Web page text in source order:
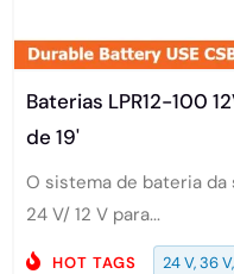
Baterias LPR12-100
de 19'
O sistema de bateria da
24 V/ 12 V para...
HOT TAGS
24 V, 36